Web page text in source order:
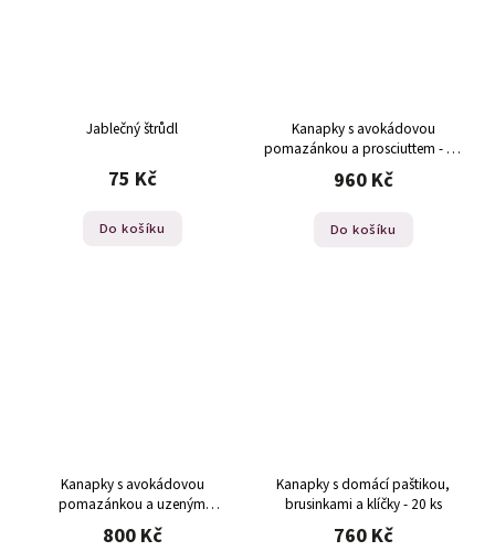
Jablečný štrůdl
75 Kč
Do košíku
Kanapky s avokádovou
pomazánkou a prosciuttem - 24
ks
960 Kč
Do košíku
Kanapky s avokádovou
pomazánkou a uzeným
lososem - 20 ks
800 Kč
Kanapky s domácí paštikou,
brusinkami a klíčky - 20 ks
760 Kč